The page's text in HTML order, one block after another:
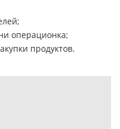
операционка;
продуктов.